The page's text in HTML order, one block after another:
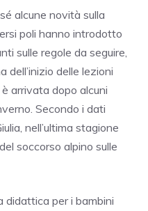
alcune novità sulla
poli hanno introdotto
sulle regole da seguire,
dell’inizio delle lezioni
arrivata dopo alcuni
Secondo i dati
nell’ultima stagione
soccorso alpino sulle
didattica per i bambini